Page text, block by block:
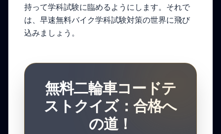
持って学科試験に臨めるようにします。それで
は、早速無料バイク学科試験対策の世界に飛び
込みましょう。
無料二輪車コードテ
ストクイズ：合格へ
の道！